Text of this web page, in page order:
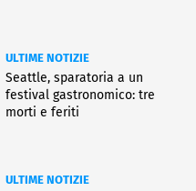
ULTIME NOTIZIE
Seattle, sparatoria a un
festival gastronomico: tre
morti e feriti
ULTIME NOTIZIE